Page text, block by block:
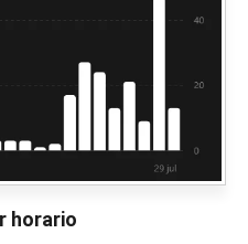
horario